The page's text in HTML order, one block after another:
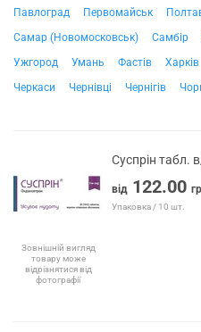
Павлоград
Первомайськ
Самар (Новомосковськ)
Самбір
Ужгород
Умань Фастів Харків
Черкаси
Чернівці Чернігів
Зовнішній вигляд
товару може
відрізнятися від
фотографії
Суспрін табл.
від 122.00
Упаковка / 10 шт.